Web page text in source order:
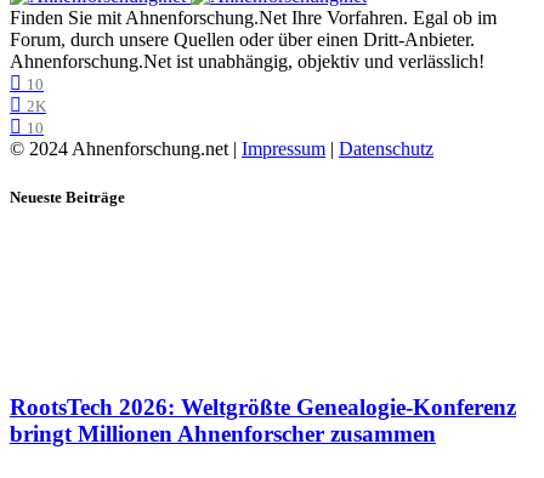
Finden Sie mit Ahnenforschung.Net Ihre Vorfahren. Egal ob im
Forum, durch unsere Quellen oder über einen Dritt-Anbieter.
Ahnenforschung.Net ist unabhängig, objektiv und verlässlich!
10
2K
10
© 2024 Ahnenforschung.net | Impressum | Datenschutz
Neueste Beiträge
RootsTech 2026: Weltgrößte Genealogie-Konferenz
bringt Millionen Ahnenforscher zusammen